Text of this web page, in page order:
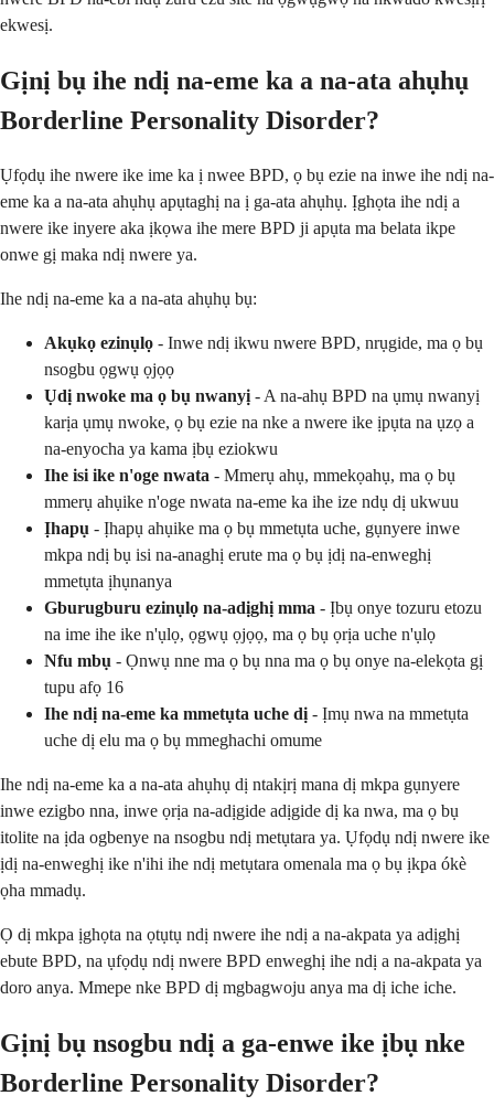
ekwesị.
Gịnị bụ ihe ndị na-eme ka a na-ata ahụhụ
Borderline Personality Disorder?
Ụfọdụ ihe nwere ike ime ka ị nwee BPD, ọ bụ ezie na inwe ihe ndị na-
eme ka a na-ata ahụhụ apụtaghị na ị ga-ata ahụhụ. Ịghọta ihe ndị a
nwere ike inyere aka ịkọwa ihe mere BPD ji apụta ma belata ikpe
onwe gị maka ndị nwere ya.
Ihe ndị na-eme ka a na-ata ahụhụ bụ:
Akụkọ ezinụlọ - Inwe ndị ikwu nwere BPD, nrụgide, ma ọ bụ
nsogbu ọgwụ ọjọọ
Ụdị nwoke ma ọ bụ nwanyị - A na-ahụ BPD na ụmụ nwanyị
karịa ụmụ nwoke, ọ bụ ezie na nke a nwere ike ịpụta na ụzọ a
na-enyocha ya kama ịbụ eziokwu
Ihe isi ike n'oge nwata - Mmerụ ahụ, mmekọahụ, ma ọ bụ
mmerụ ahụike n'oge nwata na-eme ka ihe ize ndụ dị ukwuu
Ịhapụ - Ịhapụ ahụike ma ọ bụ mmetụta uche, gụnyere inwe
mkpa ndị bụ isi na-anaghị erute ma ọ bụ ịdị na-enweghị
mmetụta ịhụnanya
Gburugburu ezinụlọ na-adịghị mma - Ịbụ onye tozuru etozu
na ime ihe ike n'ụlọ, ọgwụ ọjọọ, ma ọ bụ ọrịa uche n'ụlọ
Nfu mbụ - Ọnwụ nne ma ọ bụ nna ma ọ bụ onye na-elekọta gị
tupu afọ 16
Ihe ndị na-eme ka mmetụta uche dị - Ịmụ nwa na mmetụta
uche dị elu ma ọ bụ mmeghachi omume
Ihe ndị na-eme ka a na-ata ahụhụ dị ntakịrị mana dị mkpa gụnyere
inwe ezigbo nna, inwe ọrịa na-adịgide adịgide dị ka nwa, ma ọ bụ
itolite na ịda ogbenye na nsogbu ndị metụtara ya. Ụfọdụ ndị nwere ike
ịdị na-enweghị ike n'ihi ihe ndị metụtara omenala ma ọ bụ ịkpa ókè
ọha mmadụ.
Ọ dị mkpa ịghọta na ọtụtụ ndị nwere ihe ndị a na-akpata ya adịghị
ebute BPD, na ụfọdụ ndị nwere BPD enweghị ihe ndị a na-akpata ya
doro anya. Mmepe nke BPD dị mgbagwoju anya ma dị iche iche.
Gịnị bụ nsogbu ndị a ga-enwe ike ịbụ nke
Borderline Personality Disorder?